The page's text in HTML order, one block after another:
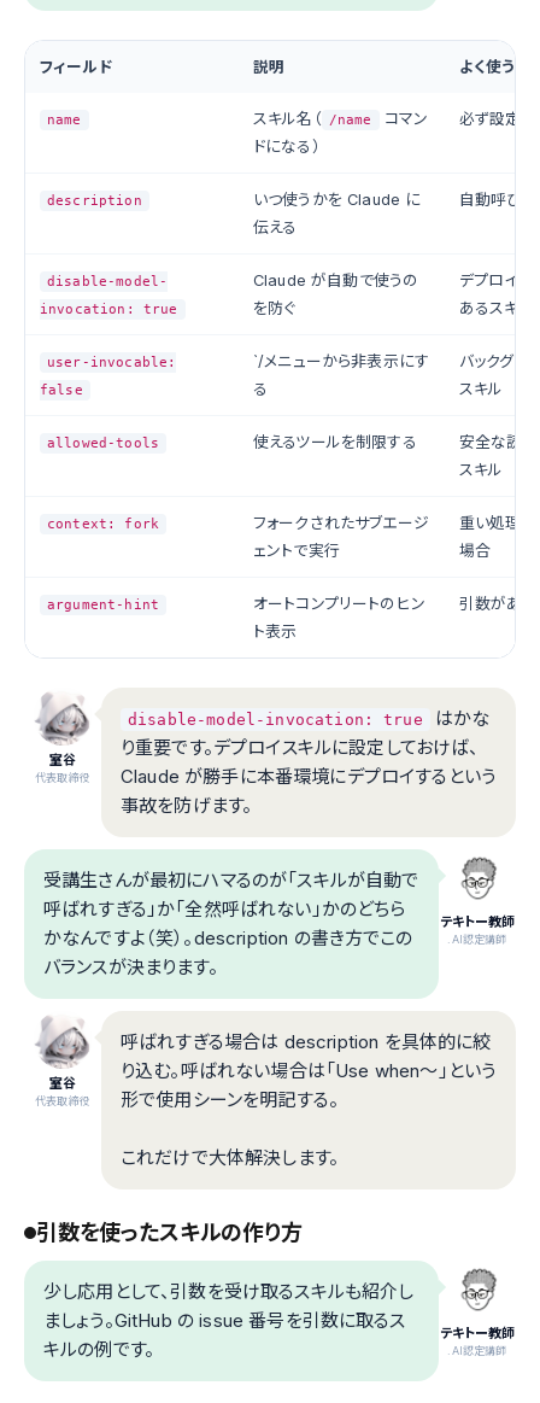
フィールド 説明 よく使うシ
name スキル名（ /name
コマン
ドになる）
必ず設定
description
いつ使うかを Claude に
伝える
自動呼び
disable-model-
invocation: true
Claude が自動で使うの
を防ぐ
デプロイ
あるスキル
user-invocable:
false
`/メニューから非表示にす
る
バックグラ
スキル
allowed-tools 使えるツールを制限する
安全な読
スキル
context: fork
フォークされたサブエージ
ェントで実行
重い処理を
場合
argument-hint
オートコンプリートのヒン
ト表示
引数がある
室谷
代表取締役
disable-model-invocation: true
はかな
り重要です。デプロイスキルに設定しておけば、
Claude が勝手に本番環境にデプロイするという
事故を防げます。
テキトー教師
.AI認定講師
受講生さんが最初にハマるのが「スキルが自動で
呼ばれすぎる」か「全然呼ばれない」かのどちら
かなんですよ（笑）。description の書き方でこの
バランスが決まります。
室谷
代表取締役
呼ばれすぎる場合は description を具体的に絞
り込む。呼ばれない場合は「Use when〜」という
形で使用シーンを明記する。
これだけで大体解決します。
引数を使ったスキルの作り方
テキトー教師
.AI認定講師
少し応用として、引数を受け取るスキルも紹介し
ましょう。GitHub の issue 番号を引数に取るス
キルの例です。